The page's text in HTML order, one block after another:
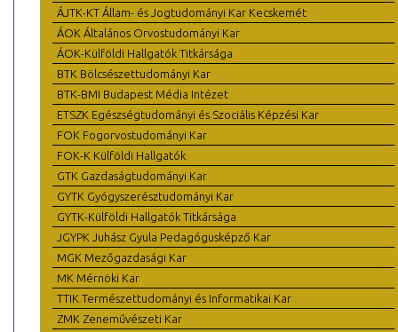
ÁJTK-KT Állam- és Jogtudományi Kar Kecskemét
ÁOK Általános Orvostudományi Kar
ÁOK-Külföldi Hallgatók Titkársága
BTK Bölcsészettudományi Kar
BTK-BMI Budapest Média Intézet
ETSZK Egészségtudományi és Szociális Képzési Kar
FOK Fogorvostudományi Kar
FOK-K Külföldi Hallgatók
GTK Gazdaságtudományi Kar
GYTK Gyógyszerésztudományi Kar
GYTK-Külföldi Hallgatók Titkársága
JGYPK Juhász Gyula Pedagógusképző Kar
MGK Mezőgazdasági Kar
MK Mérnöki Kar
TTIK Természettudományi és Informatikai Kar
ZMK Zeneművészeti Kar